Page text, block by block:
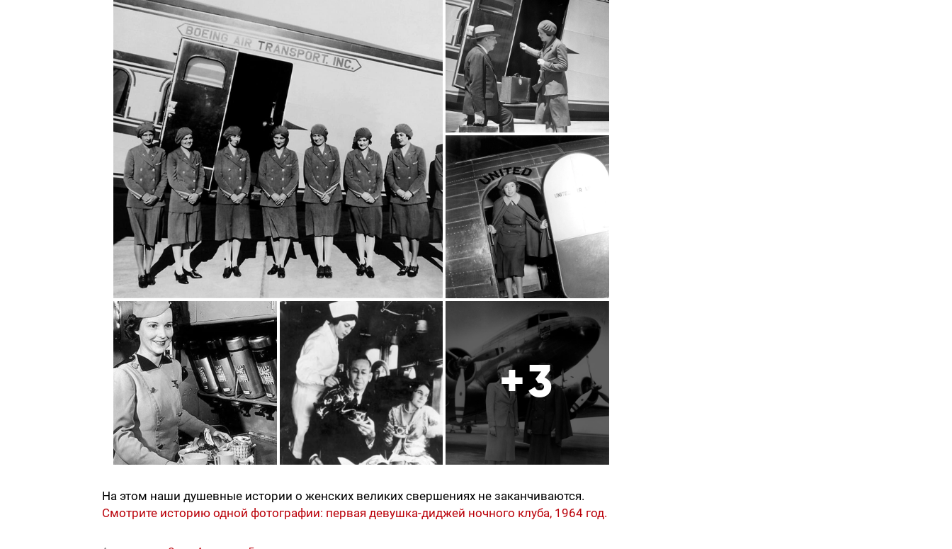
+3
На этом наши душевные истории о женских великих свершениях не заканчиваются.
Смотрите историю одной фотографии: первая девушка-диджей ночного клуба, 1964 год.